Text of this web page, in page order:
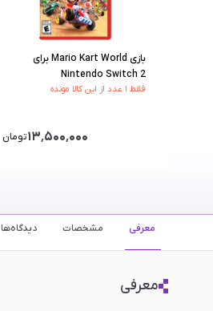
بازی Mario Kart World برای
Nintendo Switch 2
فقط ۱ عدد از این کالا مونده
۱۳٬۵۰۰٬۰۰۰تومان
معرفی مشخصات دیدگاه‌ها
معرفی